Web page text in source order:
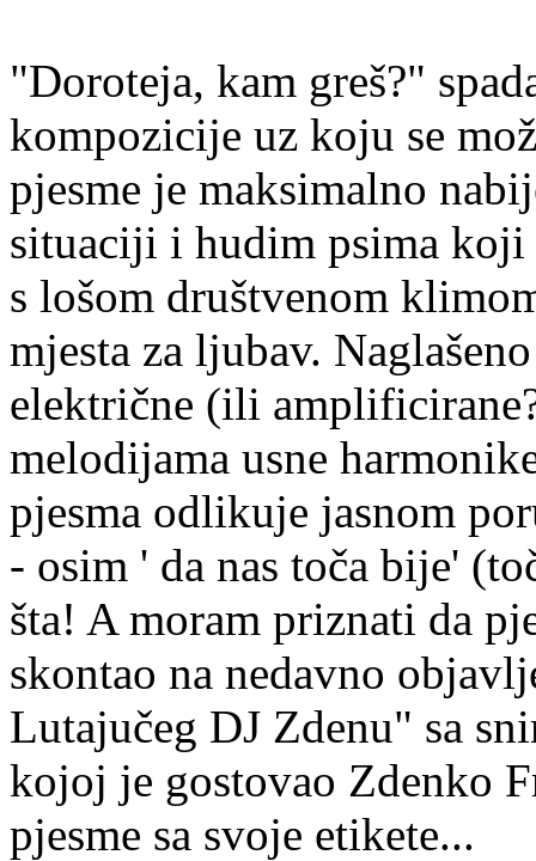
"Doroteja, kam greš?"
kompozicije uz koju se
pjesme je maksimalno
situaciji i hudim psima koji
s lošom društvenom
mjesta za ljubav.
električne (ili
melodijama usne
pjesma odlikuje jasnom
- osim ' da nas toča bije'
šta! A moram priznati da
skontao na nedavno
Lutajučeg DJ Zdenu" sa
kojoj je gostovao Zdenko
pjesme sa svoje etikete...